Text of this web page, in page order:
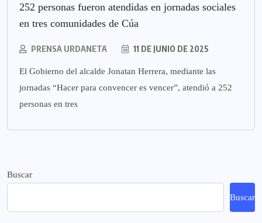
252 personas fueron atendidas en jornadas sociales
en tres comunidades de Cúa
PRENSA URDANETA 11 DE JUNIO DE 2025
El Gobierno del alcalde Jonatan Herrera, mediante las
jornadas “Hacer para convencer es vencer”, atendió a 252
personas en tres
Buscar
Buscar